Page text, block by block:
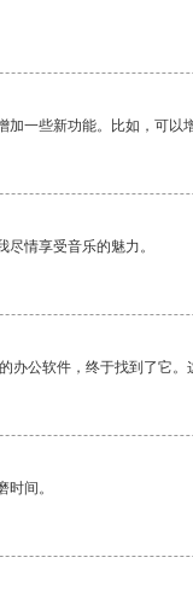
一些新功能。比如，可以
情享受音乐的魅力。
办公软件，终于找到了它
间。